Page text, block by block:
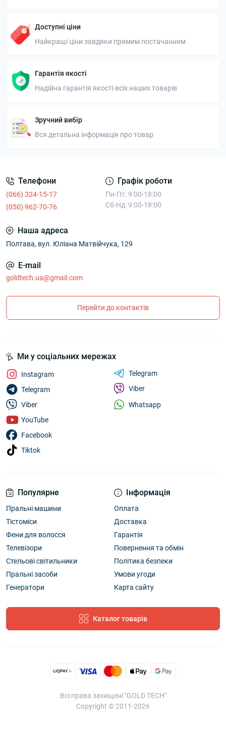
Доступні ціни
Найкращі ціни завдяки прямим постачанням
Гарантія якості
Надійна гарантія якості всіх наших товарів
Зручний вибір
Вся детальна інформація про товар
Телефони
(066) 324-15-17
(050) 962-70-76
Графік роботи
Пн-Пт: 9:00-18:00
Сб-Нд: 9:00-18:00
Наша адреса
Полтава, вул. Юліана Матвійчука, 129
E-mail
goldtech.ua@gmail.com
Перейти до контактів
Популярне
Пральні машини
Тістоміси
Фени для волосся
Телевізори
Стельові світильники
Пральні засоби
Генератори
Інформація
Оплата
Доставка
Гарантія
Повернення та обмін
Політика безпеки
Умови угоди
Карта сайту
Каталог товарів
Ми у соціальних мережах
Instagram
Telegram
Viber
YouTube
Facebook
Tiktok
Telegram
Viber
Whatsapp
Всі права захищені "GOLD TECH"
Copyright © 2011-2026